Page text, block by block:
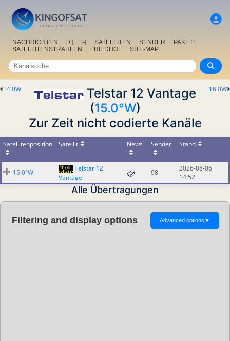
NACHRICHTEN [+] [-] SATELLITEN SENDER
PAKETE
SATELLITENSTRAHLEN
FRIEDHOF SITE-MAP
16.0W
14.0W
Telstar 12 Vantage
(15.0°W)
Zur Zeit nicht codierte Kanäle
Satellitenposition Satellit News Sender Stand
15.0°W
Telstar 12
Vantage
98
2026-08-06
14:52
Alle Übertragungen
Filtering and display options Advanced options ▼